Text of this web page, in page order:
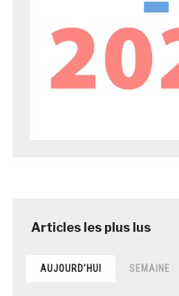
AUJOURD’HUI SEMAINE